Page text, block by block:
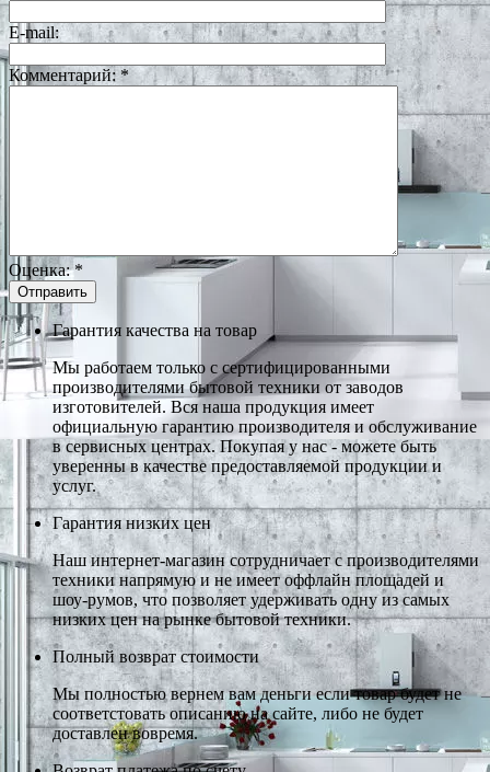
E-mail:
Комментарий: *
Оценка:*
Гарантия качества на товар
Мы работаем только с сертифицированными
производителями бытовой техники от заводов
изготовителей. Вся наша продукция имеет
официальную гарантию производителя и обслуживание
в сервисных центрах. Покупая у нас - можете быть
уверенны в качестве предоставляемой продукции и
услуг.
Гарантия низких цен
Наш интернет-магазин сотрудничает с производителями
техники напрямую и не имеет оффлайн площадей и
шоу-румов, что позволяет удерживать одну из самых
низких цен на рынке бытовой техники.
Полный возврат стоимости
Мы полностью вернем вам деньги если товар будет не
соответстовать описанию на сайте, либо не будет
доставлен вовремя.